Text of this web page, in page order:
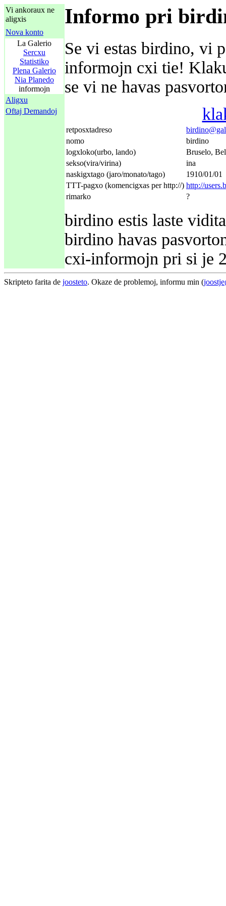
Vi ankoraux ne
aligxis
Nova konto
La Galerio
Sercxu
Statistiko
Plena Galerio
Nia Planedo
informojn
Aligxu
Oftaj Demandoj
Informo pri
Se vi estas birdino, vi
informojn cxi tie!
se vi ne havas
retposxtadreso
nomo
birdino
logxloko(urbo, lando)
Bruselo,
sekso(vira/virina)
ina
naskigxtago (jaro/monato/tago)
1910/01/01
TTT-pagxo (komencigxas per http://) http://
rimarko
?
birdino estis laste
birdino havas
cxi-informojn pri si je
Skripteto farita de joosteto. Okaze de problemoj, informu min (